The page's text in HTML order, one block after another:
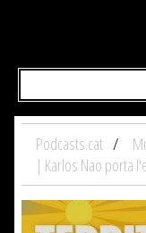
Podcasts.cat
| Karlos Nao porta